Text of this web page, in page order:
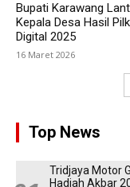
Bupati Karawang
Kepala Desa Hasil
Digital 2025
16 Maret 2026
Top News
Tridjaya Motor
Hadiah Akbar